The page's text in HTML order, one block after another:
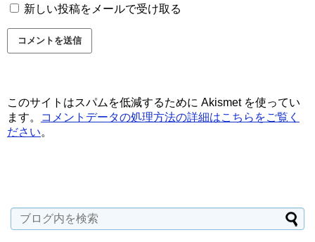
新しい投稿をメールで受け取る
このサイトはスパムを低減するために Akismet を使ってい
ます。
コメントデータの処理方法の詳細はこちらをご覧く
ださい。